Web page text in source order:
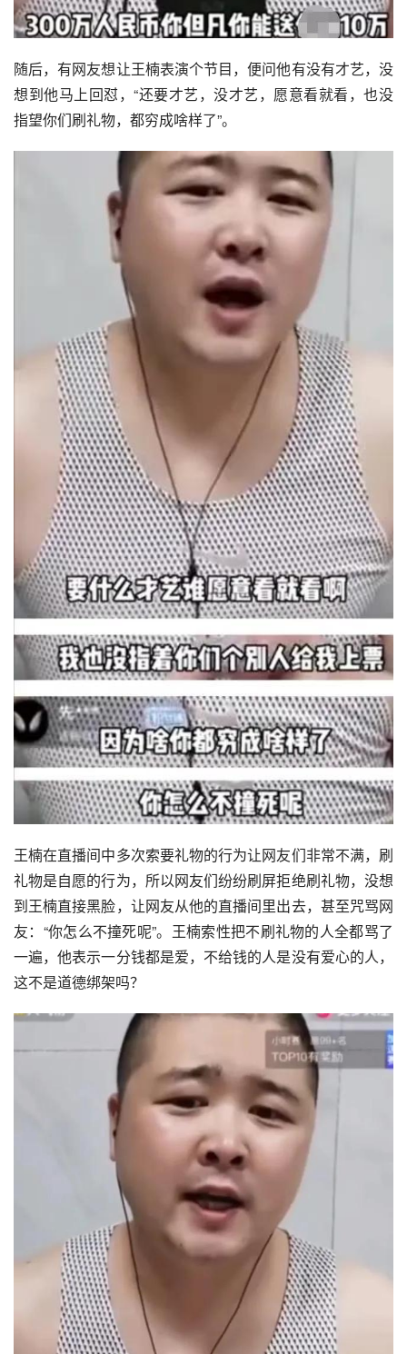
随后，有网友想让王楠表演个节目，便问他有没有才艺，没
想到他马上回怼，“还要才艺，没才艺，愿意看就看，也没
指望你们刷礼物，都穷成啥样了”。
王楠在直播间中多次索要礼物的行为让网友们非常不满，刷
礼物是自愿的行为，所以网友们纷纷刷屏拒绝刷礼物，没想
到王楠直接黑脸，让网友从他的直播间里出去，甚至咒骂网
友：“你怎么不撞死呢”。王楠索性把不刷礼物的人全都骂了
一遍，他表示一分钱都是爱，不给钱的人是没有爱心的人，
这不是道德绑架吗？